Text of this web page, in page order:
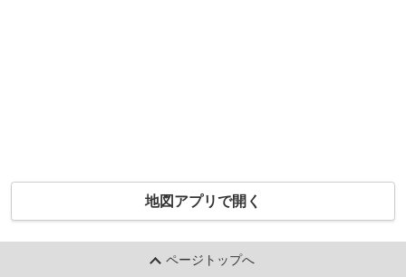
地図アプリで開く
ページトップへ